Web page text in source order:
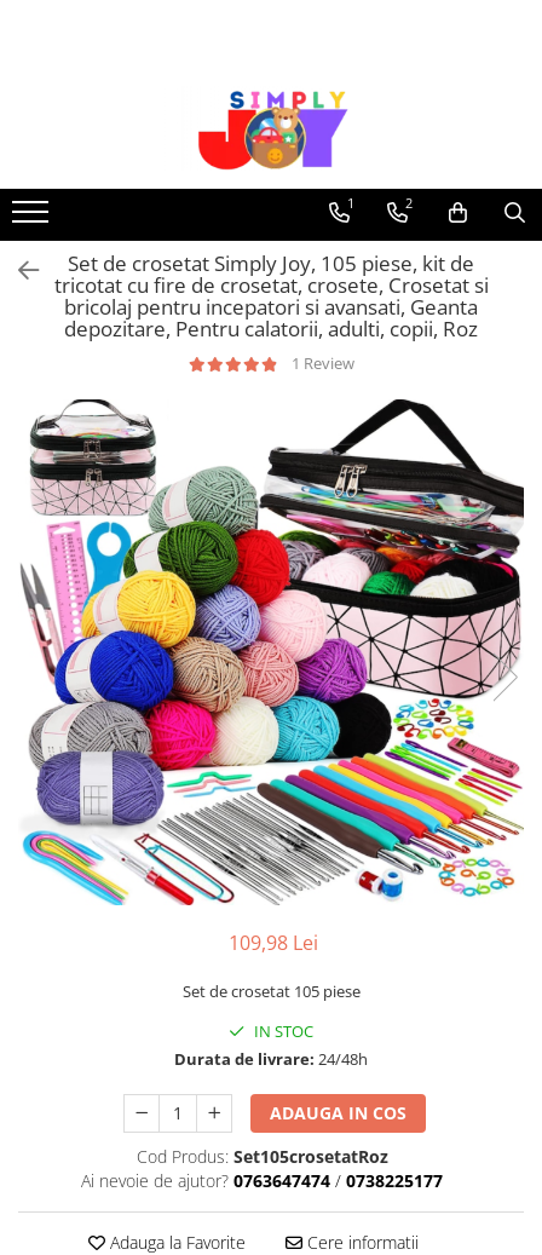
Frumusete, bijuterii, accesorii
fetite
Jucarii educative, interactive
Puzzle si seturi de construit
Stickere, Abtibilduri, Autocolante
Sosete dama
1 2
Set de crosetat Simply Joy, 105 piese, kit de
tricotat cu fire de crosetat, crosete, Crosetat si
bricolaj pentru incepatori si avansati, Geanta
depozitare, Pentru calatorii, adulti, copii, Roz
1 Review
109,98 Lei
Set de crosetat 105 piese
IN STOC
Durata de livrare: 24/48h
ADAUGA IN COS
Cod Produs: Set105crosetatRoz
Ai nevoie de ajutor? 0763647474 / 0738225177
Adauga la Favorite Cere informatii